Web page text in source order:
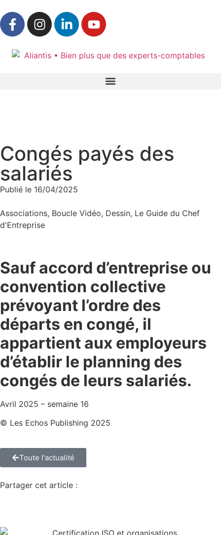
Congés payés des
salariés
Publié le 16/04/2025
Associations, Boucle Vidéo, Dessin, Le Guide du Chef
d'Entreprise
Sauf accord d’entreprise ou
convention collective
prévoyant l’ordre des
départs en congé, il
appartient aux employeurs
d’établir le planning des
congés de leurs salariés.
Avril 2025 – semaine 16
© Les Echos Publishing 2025
Toute l'actualité
Partager cet article :